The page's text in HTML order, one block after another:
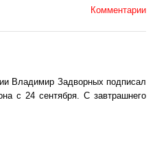
Комментарии
Владимир Задворных подписал
с 24 сентября. С завтрашнего